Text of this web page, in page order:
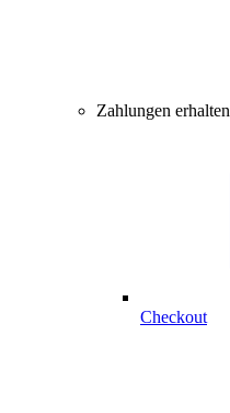
Zahlungen erhalten
Checkout